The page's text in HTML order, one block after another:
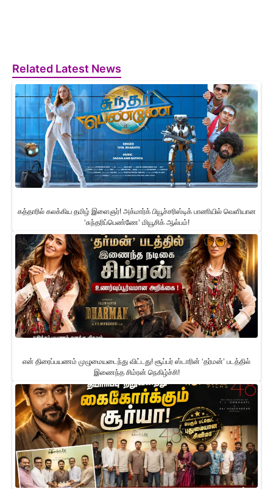
Related Latest News
கத்தாரில் கலக்கிய தமிழ் இளைஞர்! அக்மார்க் பியூச்சரிஸ்டிக் பாணியில் வெளியான
‘சுந்தரிப்பெண்ணே’ மியூசிக் ஆல்பம்!
என் திரைப்பயணம் முழுமையடைந்து விட்டது! சூப்பர் ஸ்டாரின் ‘தர்மன்’ படத்தில்
இணைந்த சிம்ரன் நெகிழ்ச்சி!